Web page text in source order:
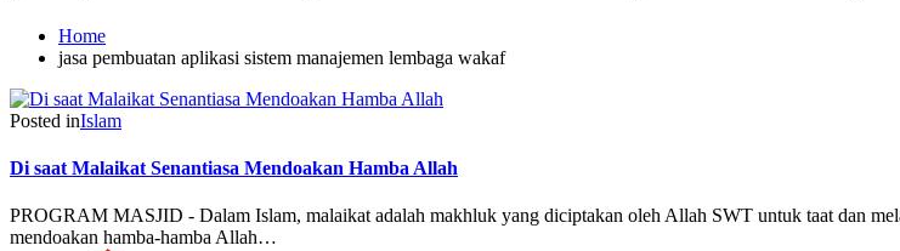
Home
jasa pembuatan aplikasi sistem manajemen lembaga wakaf
Posted inIslam
Di saat Malaikat Senantiasa Mendoakan Hamba Allah
PROGRAM MASJID - Dalam Islam, malaikat adalah makhluk yang diciptakan oleh Allah SWT untuk taat dan
mendoakan hamba-hamba Allah…